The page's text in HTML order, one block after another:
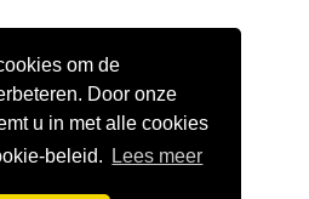
om de
Door onze
u in met alle cookies
beleid.
Lees meer